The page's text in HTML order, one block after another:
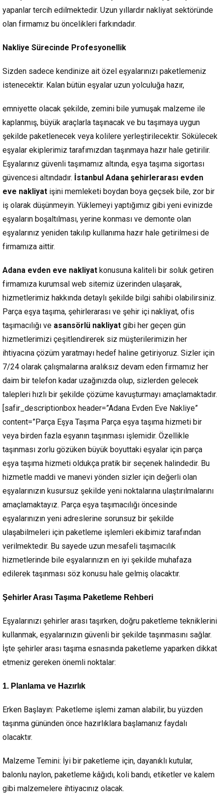
yapanlar tercih edilmektedir. Uzun yıllardır nakliyat sektöründe
olan firmamız bu öncelikleri farkındadır.
Nakliye Sürecinde Profesyonellik
Sizden sadece kendinize ait özel eşyalarınızı paketlemeniz
istenecektir. Kalan bütün eşyalar uzun yolculuğa hazır,
emniyette olacak şekilde, zemini bile yumuşak malzeme ile
kaplanmış, büyük araçlarla taşınacak ve bu taşımaya uygun
şekilde paketlenecek veya kolilere yerleştirilecektir. Sökülecek
eşyalar ekiplerimiz tarafımızdan taşınmaya hazır hale getirilir.
Eşyalarınız güvenli taşımamız altında, eşya taşıma sigortası
güvencesi altındadır. İstanbul Adana şehirlerarası evden
eve nakliyat işini memleketi boydan boya geçsek bile, zor bir
iş olarak düşünmeyin. Yüklemeyi yaptığımız gibi yeni evinizde
eşyaların boşaltılması, yerine konması ve demonte olan
eşyalarınız yeniden takılıp kullanıma hazır hale getirilmesi de
firmamıza aittir.
Adana evden eve nakliyat konusuna kaliteli bir soluk getiren
firmamıza kurumsal web sitemiz üzerinden ulaşarak,
hizmetlerimiz hakkında detaylı şekilde bilgi sahibi olabilirsiniz.
Parça eşya taşıma, şehirlerarası ve şehir içi nakliyat, ofis
taşımacılığı ve asansörlü nakliyat gibi her geçen gün
hizmetlerimizi çeşitlendirerek siz müşterilerimizin her
ihtiyacına çözüm yaratmayı hedef haline getiriyoruz. Sizler için
7/24 olarak çalışmalarına aralıksız devam eden firmamız her
daim bir telefon kadar uzağınızda olup, sizlerden gelecek
talepleri hızlı bir şekilde çözüme kavuşturmayı amaçlamaktadır.
[safir_descriptionbox header=”Adana Evden Eve Nakliye”
content=”Parça Eşya Taşıma Parça eşya taşıma hizmeti bir
veya birden fazla eşyanın taşınması işlemidir. Özellikle
taşınması zorlu gözüken büyük boyuttaki eşyalar için parça
eşya taşıma hizmeti oldukça pratik bir seçenek halindedir. Bu
hizmetle maddi ve manevi yönden sizler için değerli olan
eşyalarınızın kusursuz şekilde yeni noktalarına ulaştırılmalarını
amaçlamaktayız. Parça eşya taşımacılığı öncesinde
eşyalarınızın yeni adreslerine sorunsuz bir şekilde
ulaşabilmeleri için paketleme işlemleri ekibimiz tarafından
verilmektedir. Bu sayede uzun mesafeli taşımacılık
hizmetlerinde bile eşyalarınızın en iyi şekilde muhafaza
edilerek taşınması söz konusu hale gelmiş olacaktır.
Şehirler Arası Taşıma Paketleme Rehberi
Eşyalarınızı şehirler arası taşırken, doğru paketleme tekniklerini
kullanmak, eşyalarınızın güvenli bir şekilde taşınmasını sağlar.
İşte şehirler arası taşıma esnasında paketleme yaparken dikkat
etmeniz gereken önemli noktalar:
1. Planlama ve Hazırlık
Erken Başlayın: Paketleme işlemi zaman alabilir, bu yüzden
taşınma gününden önce hazırlıklara başlamanız faydalı
olacaktır.
Malzeme Temini: İyi bir paketleme için, dayanıklı kutular,
balonlu naylon, paketleme kâğıdı, koli bandı, etiketler ve kalem
gibi malzemelere ihtiyacınız olacak.